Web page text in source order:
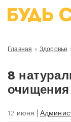
Главная » Здоровье
8
очищения
12 июня